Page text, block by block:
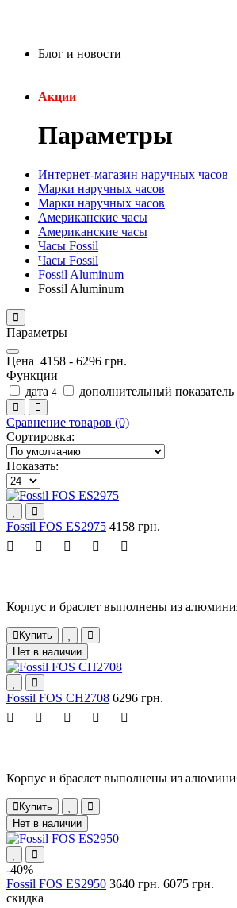
Блог и новости
Акции
Параметры
Интернет-магазин наручных часов
Марки наручных часов
Марки наручных часов
Американские часы
Американские часы
Часы Fossil
Часы Fossil
Fossil Aluminum
Fossil Aluminum
Параметры
Цена 4158 - 6296 грн.
Функции
дата 4 дополнительный
Сравнение товаров (0)
Сортировка:
Показать:
Fossil FOS ES2975 4158 грн.
Корпус и браслет выполнены из
Купить
Нет в наличии
Fossil FOS CH2708 6296 грн.
Корпус и браслет выполнены из
Купить
Нет в наличии
-40%
Fossil FOS ES2950 3640 грн. 6075 грн.
скидка